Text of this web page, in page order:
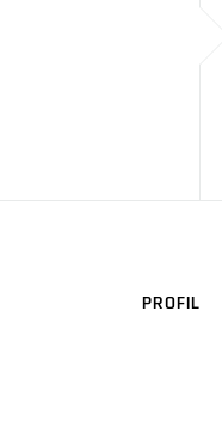
PROFIL